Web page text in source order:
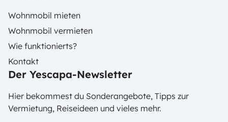
Wohnmobil mieten
Wohnmobil vermieten
Wie funktionierts?
Kontakt
Der Yescapa-Newsletter
Hier bekommest du Sonderangebote, Tipps zur
Vermietung, Reiseideen und vieles mehr.